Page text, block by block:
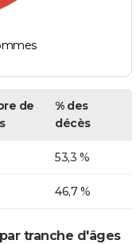
de
% des
décès
53,3 %
46,7 %
tranche d'âges